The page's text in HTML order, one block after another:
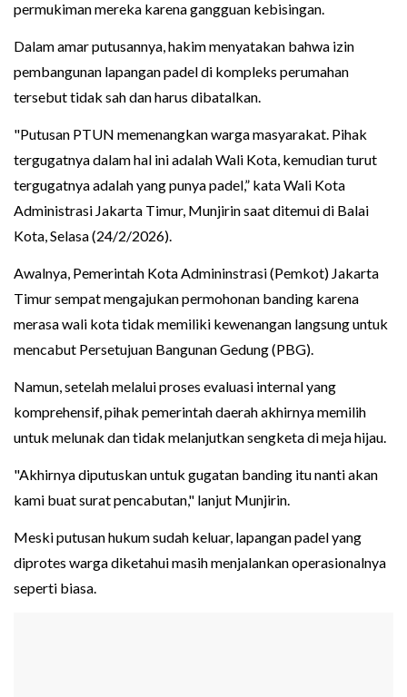
permukiman mereka karena gangguan kebisingan.
Dalam amar putusannya, hakim menyatakan bahwa izin
pembangunan lapangan padel di kompleks perumahan
tersebut tidak sah dan harus dibatalkan.
"Putusan PTUN memenangkan warga masyarakat. Pihak
tergugatnya dalam hal ini adalah Wali Kota, kemudian turut
tergugatnya adalah yang punya padel,” kata Wali Kota
Administrasi Jakarta Timur, Munjirin saat ditemui di Balai
Kota, Selasa (24/2/2026).
Awalnya, Pemerintah Kota Admininstrasi (Pemkot) Jakarta
Timur sempat mengajukan permohonan banding karena
merasa wali kota tidak memiliki kewenangan langsung untuk
mencabut Persetujuan Bangunan Gedung (PBG).
Namun, setelah melalui proses evaluasi internal yang
komprehensif, pihak pemerintah daerah akhirnya memilih
untuk melunak dan tidak melanjutkan sengketa di meja hijau.
"Akhirnya diputuskan untuk gugatan banding itu nanti akan
kami buat surat pencabutan," lanjut Munjirin.
Meski putusan hukum sudah keluar, lapangan padel yang
diprotes warga diketahui masih menjalankan operasionalnya
seperti biasa.